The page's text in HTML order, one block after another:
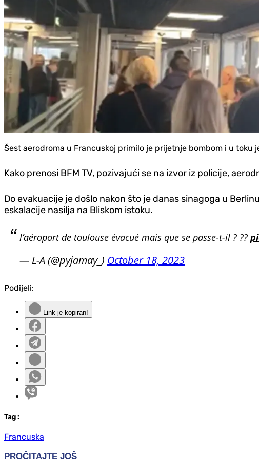
Šest aerodroma u Francuskoj primilo je prijetnje bombom i u toku
Kako prenosi BFM TV, pozivajući se na izvor iz policije,
Do evakuacije je došlo nakon što je danas sinagoga u
eskalacije nasilja na Bliskom istoku.
l’aéroport de toulouse évacué mais que se passe-t-il ? ??
— L-A (@pyjamay_) October 18, 2023
Podijeli:
Link je kopiran!
Tag :
Francuska